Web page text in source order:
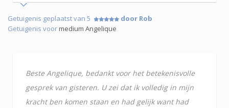
Getuigenis geplaatst van 5
door Rob
Getuigenis voormedium Angelique
Beste Angelique, bedankt voor het betekenisvolle
gesprek van gisteren. U zei dat ik volledig in mijn
kracht ben komen staan en had gelijk want had